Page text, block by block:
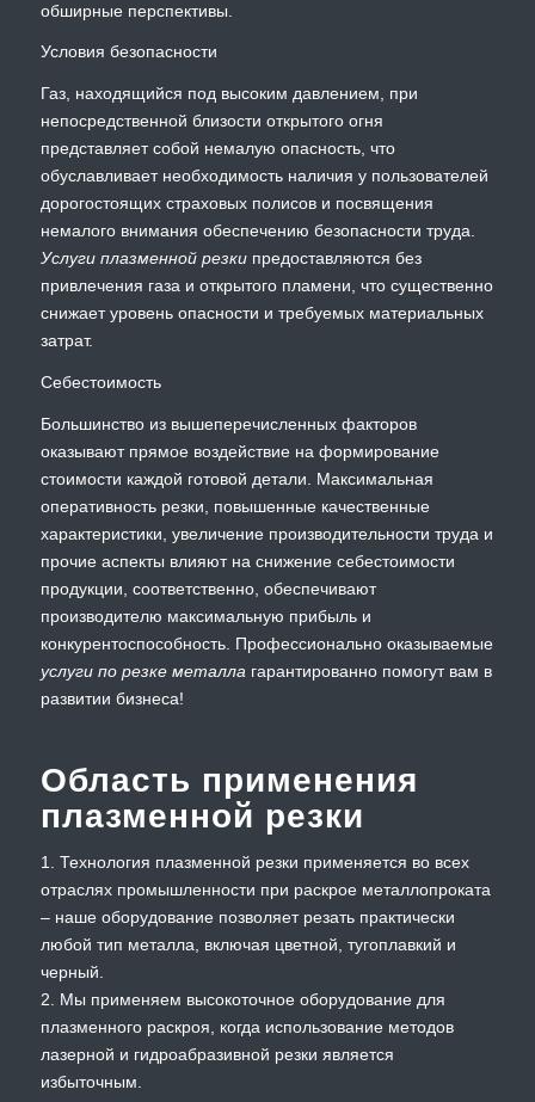
обширные перспективы.
Условия безопасности
Газ, находящийся под высоким давлением, при
непосредственной близости открытого огня
представляет собой немалую опасность, что
обуславливает необходимость наличия у пользователей
дорогостоящих страховых полисов и посвящения
немалого внимания обеспечению безопасности труда.
Услуги плазменной резкипредоставляются без
привлечения газа и открытого пламени, что существенно
снижает уровень опасности и требуемых материальных
затрат.
Себестоимость
Большинство из вышеперечисленных факторов
оказывают прямое воздействие на формирование
стоимости каждой готовой детали. Максимальная
оперативность резки, повышенные качественные
характеристики, увеличение производительности труда и
прочие аспекты влияют на снижение себестоимости
продукции, соответственно, обеспечивают
производителю максимальную прибыль и
конкурентоспособность. Профессионально оказываемые
услуги по резке металла гарантированно помогут вам в
развитии бизнеса!
Область применения
плазменной резки
1. Технология плазменной резки применяется во всех
отраслях промышленности при раскрое металлопроката
– наше оборудование позволяет резать практически
любой тип металла, включая цветной, тугоплавкий и
черный.
2. Мы применяем высокоточное оборудование для
плазменного раскроя, когда использование методов
лазерной и гидроабразивной резки является
избыточным.